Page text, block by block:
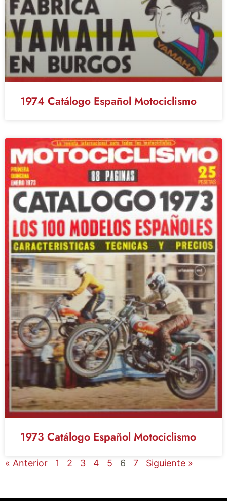
1974 Catálogo Español Motociclismo
1973 Catálogo Español Motociclismo
« Anterior 1 2 3 4 5 6 7 Siguiente »